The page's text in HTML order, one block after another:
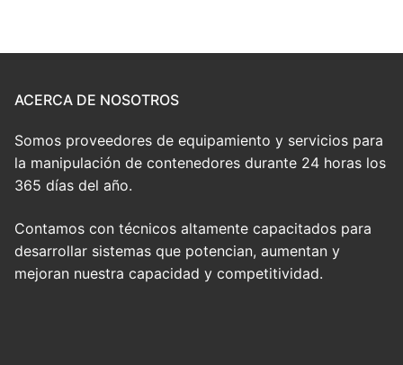
ACERCA DE NOSOTROS
Somos proveedores de equipamiento y servicios para
la manipulación de contenedores durante 24 horas los
365 días del año.
Contamos con técnicos altamente capacitados para
desarrollar sistemas que potencian, aumentan y
mejoran nuestra capacidad y competitividad.